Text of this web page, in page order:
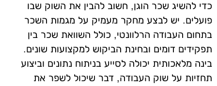
כדי להשיג שכר הוגן, חשוב להבין את השוק שבו
פועלים. יש לבצע מחקר מעמיק על מגמות השכר
בתחום העבודה הרלוונטי, כולל השוואת שכר בין
תפקידים דומים ובחינת הביקוש למקצועות שונים.
בינה מלאכותית יכולה לסייע בניתוח נתונים וביצוע
תחזיות על שוק העבודה, דבר שיכול לשפר את